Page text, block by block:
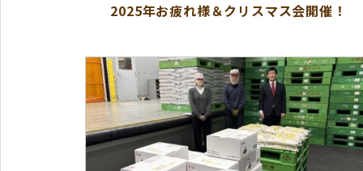
2025年お疲れ様＆クリスマス会開催！